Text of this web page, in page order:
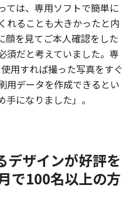
ては、専用ソフトで簡単に
れることも大きかったと内
顔を見てご本人確認をした
須だと考えていました。専
用すれば撮った写真をすぐ
用データを作成できるとい
になりました」。
デザインが好評を
で100名以上の方